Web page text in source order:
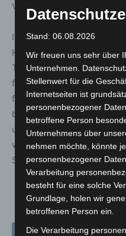
Verstöße werden
In diesem Zusammenhang
Hannover darauf hin, dass
Tagesausflügen möglich
für die Ortschaft
folgende präventive
bis 05.04.2021 werden in
und die Badeinsel
werden beschränkt.
Steinhude über Ostern
Stand: 06.08.2026
Wir freuen uns sehr über
Unternehmen.
Stellenwert für die
Internetseiten ist
personenbezogener
betroffene Person
Unternehmens über
nehmen möchte, könnte
personenbezogener
Verarbeitung
besteht für eine solche
Grundlage, holen wir
betroffenen Person ein.
Die Verarbeitung